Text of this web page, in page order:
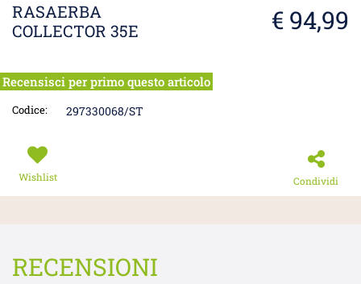
RASAERBA
COLLECTOR 35E
€ 94,99
Recensisci per primo questo articolo
Codice: 297330068/ST
Wishlist Condividi
RECENSIONI